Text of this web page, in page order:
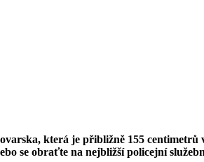
která je přibližně 155
se obraťte na nejbližší policejní